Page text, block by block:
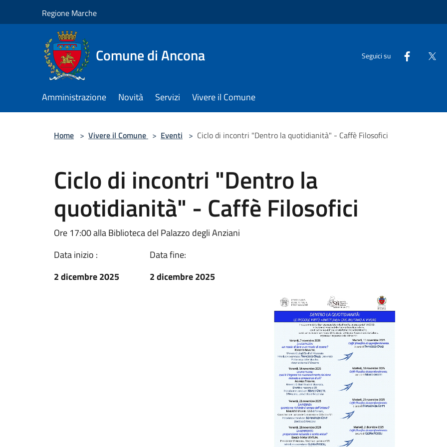
Regione Marche
Comune di Ancona Seguici su
Amministrazione Novità Servizi Vivere il Comune
Home > Vivere il Comune > Eventi > Ciclo di incontri "Dentro la quotidianità" - Caffè Filosofici
Ciclo di incontri "Dentro la
quotidianità" - Caffè Filosofici
Ore 17:00 alla Biblioteca del Palazzo degli Anziani
Data inizio :
2 dicembre 2025
Data fine:
2 dicembre 2025